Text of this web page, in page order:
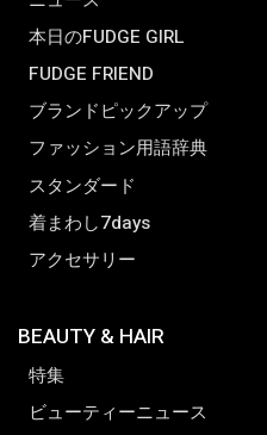
本日のFUDGE GIRL
FUDGE FRIEND
ブランドピックアップ
ファッション用語辞典
スタンダード
着まわし7days
アクセサリー
BEAUTY & HAIR
特集
ビューティーニュース